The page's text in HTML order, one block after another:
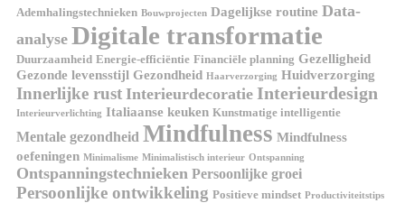
Ademhalingstechnieken Bouwprojecten Dagelijkse routine Data-
analyse Digitale transformatie
Duurzaamheid Energie-efficiëntie Financiële planning Gezelligheid
Gezonde levensstijl Gezondheid Haarverzorging Huidverzorging
Innerlijke rust Interieurdecoratie Interieurdesign
Interieurverlichting Italiaanse keuken Kunstmatige intelligentie
Mentale gezondheid Mindfulness Mindfulness
oefeningen Minimalisme Minimalistisch interieur Ontspanning
Ontspanningstechnieken Persoonlijke groei
Persoonlijke ontwikkeling Positieve mindset Productiviteitstips